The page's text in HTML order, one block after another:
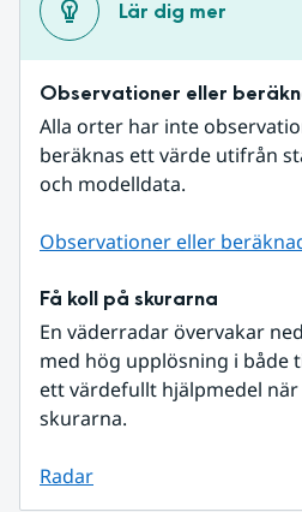
Lär dig mer
Observationer eller
Alla orter har inte
beräknas ett värde utifrån
och modelldata.
Observationer eller
Få koll på skurarna
En väderradar övervakar
med hög upplösning i både
ett värdefullt hjälpmedel
skurarna.
Radar